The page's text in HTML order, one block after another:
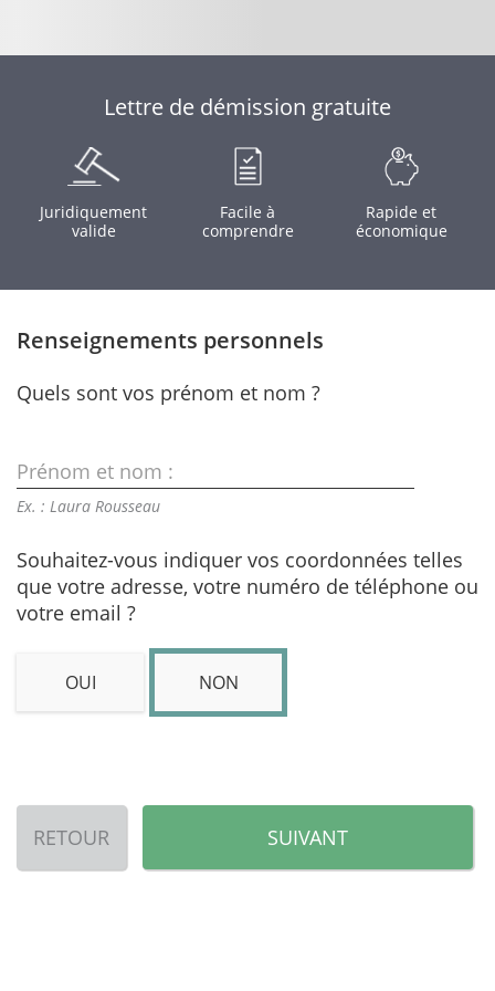
Lettre de démission gratuite
Juridiquement
valide
Facile à
comprendre
Rapide et
économique
Renseignements personnels
Quels sont vos prénom et nom ?
Prénom et nom :
Ex. : Laura Rousseau
Souhaitez-vous indiquer vos coordonnées telles
que votre adresse, votre numéro de téléphone ou
votre email ?
OUI NON
RETOUR SUIVANT